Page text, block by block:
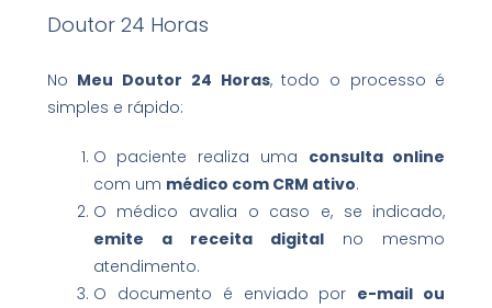
Doutor 24 Horas
No Meu Doutor 24 Horas, todo o processo é
simples e rápido:
O paciente realiza uma consulta online
com um médico com CRM ativo.
O médico avalia o caso e, se indicado,
emite a receita digital no mesmo
atendimento.
O documento é enviado por e-mail ou